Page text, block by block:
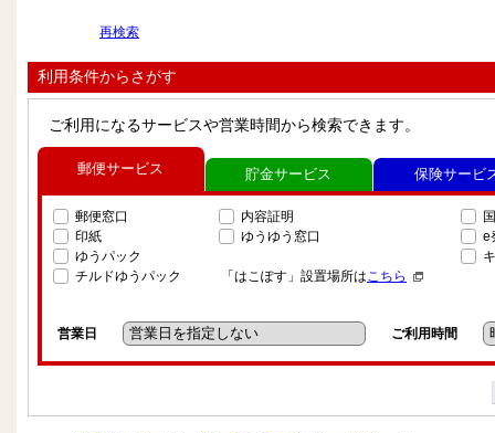
再検索
利用条件からさがす
ご利用になるサービスや営業時間から検索できます。
郵便サービス
郵便窓口
印紙
ゆうパック
チルドゆうパック
内容証明
ゆうゆう窓口
「はこぽす」設置場所はこちら
e
営業日 ご利用時間
貯金サービス 保険サービ